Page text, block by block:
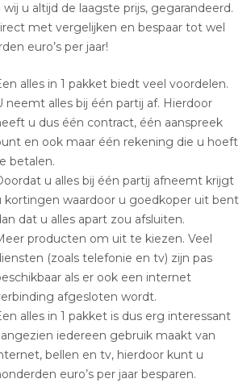
wij u altijd de laagste prijs, gegarandeerd.
met vergelijken en bespaar tot wel
euro’s per jaar!
alles in 1 pakket biedt veel voordelen.
neemt alles bij één partij af. Hierdoor
u dus één contract, één aanspreek
en ook maar één rekening die u hoeft
betalen.
u alles bij één partij afneemt krijgt
kortingen waardoor u goedkoper uit bent
dat u alles apart zou afsluiten.
producten om uit te kiezen. Veel
(zoals telefonie en tv) zijn pas
als er ook een internet
afgesloten wordt.
alles in 1 pakket is dus erg interessant
iedereen gebruik maakt van
bellen en tv, hierdoor kunt u
euro’s per jaar besparen.